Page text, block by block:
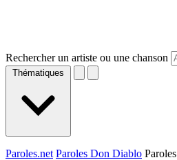
Rechercher un artiste ou une chanson
Thématiques
Paroles.net Paroles Don Diablo